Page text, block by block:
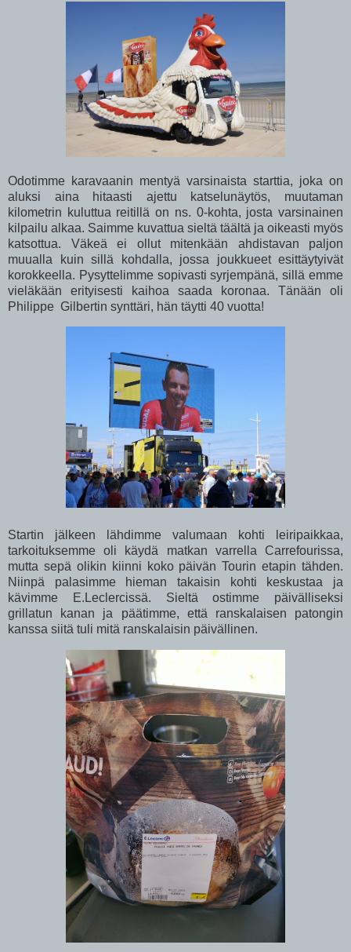
Odotimme karavaanin mentyä varsinaista starttia, joka on
aluksi aina hitaasti ajettu katselunäytös, muutaman
kilometrin kuluttua reitillä on ns. 0-kohta, josta varsinainen
kilpailu alkaa. Saimme kuvattua sieltä täältä ja oikeasti myös
katsottua. Väkeä ei ollut mitenkään ahdistavan paljon
muualla kuin sillä kohdalla, jossa joukkueet esittäytyivät
korokkeella. Pysyttelimme sopivasti syrjempänä, sillä emme
vieläkään erityisesti kaihoa saada koronaa. Tänään oli
Philippe Gilbertin synttäri, hän täytti 40 vuotta!
Startin jälkeen lähdimme valumaan kohti leiripaikkaa,
tarkoituksemme oli käydä matkan varrella Carrefourissa,
mutta sepä olikin kiinni koko päivän Tourin etapin tähden.
Niinpä palasimme hieman takaisin kohti keskustaa ja
kävimme E.Leclercissä. Sieltä ostimme päivälliseksi
grillatun kanan ja päätimme, että ranskalaisen patongin
kanssa siitä tuli mitä ranskalaisin päivällinen.